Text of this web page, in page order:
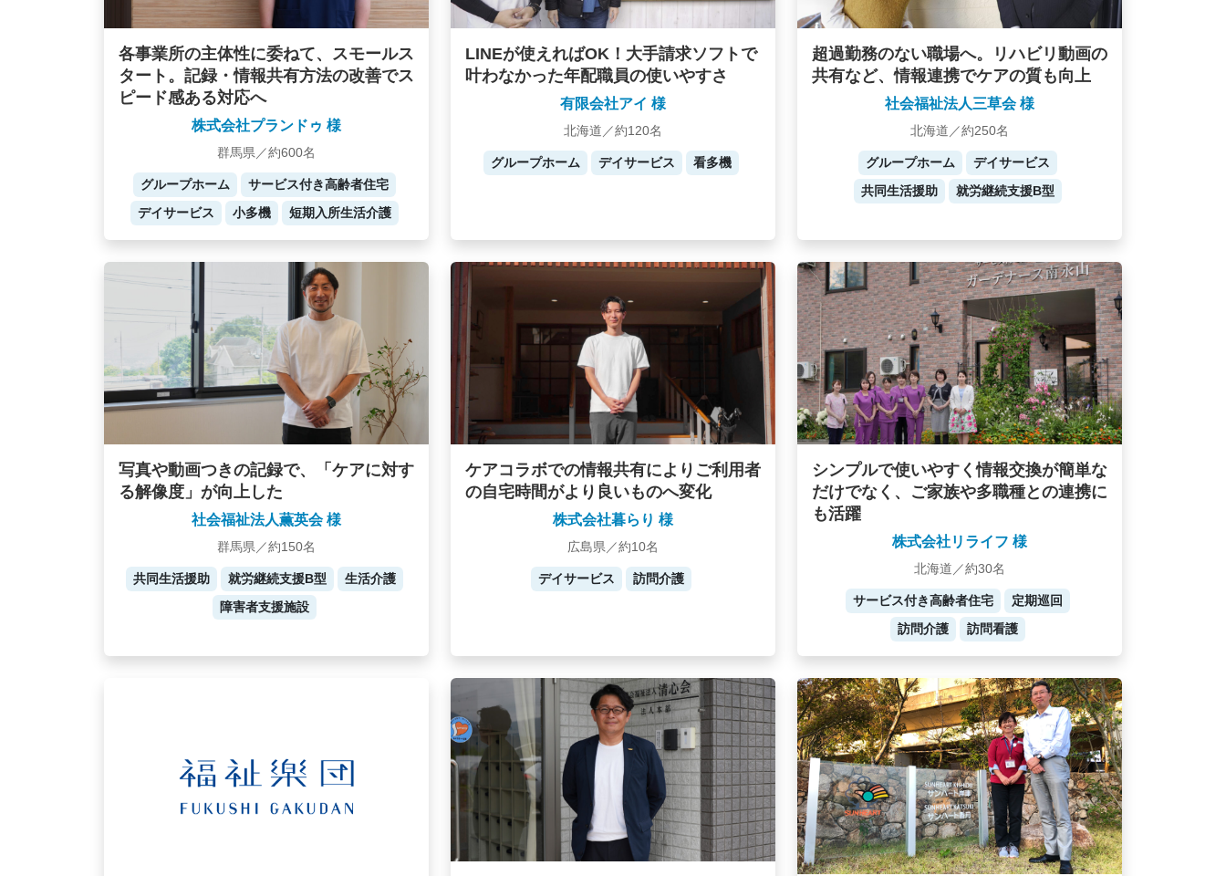
各事業所の主体性に委ねて、スモールス
タート。記録・情報共有方法の改善でス
ピード感ある対応へ
株式会社プランドゥ 様
群馬県／約600名
グループホーム
サービス付き高齢者住宅
デイサービス
小多機 短期入所生活介護
LINEが使えればOK！大手請求ソフトで
叶わなかった年配職員の使いやすさ
有限会社アイ 様
北海道／約120名
グループホーム デイサービス 看多機
超過勤務のない職場へ。リハビリ動画の
共有など、情報連携でケアの質も向上
社会福祉法人三草会 様
北海道／約250名
グループホーム
デイサービス
共同生活援助
就労継続支援B型
写真や動画つきの記録で、「ケアに対す
る解像度」が向上した
社会福祉法人薫英会 様
群馬県／約150名
共同生活援助 就労継続支援B型
生活介護
障害者支援施設
ケアコラボでの情報共有によりご利用者
の自宅時間がより良いものへ変化
株式会社暮らり 様
広島県／約10名
デイサービス 訪問介護
シンプルで使いやすく情報交換が簡単な
だけでなく、ご家族や多職種との連携に
も活躍
株式会社リライフ 様
北海道／約30名
サービス付き高齢者住宅
定期巡回
訪問介護
訪問看護